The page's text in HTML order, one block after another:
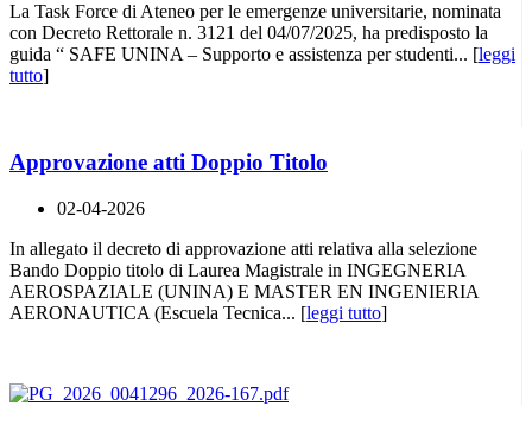
La Task Force di Ateneo per le emergenze universitarie, nominata
con Decreto Rettorale n. 3121 del 04/07/2025, ha predisposto la
guida “ SAFE UNINA – Supporto e assistenza per studenti... [leggi
tutto]
Approvazione atti Doppio Titolo
02-04-2026
In allegato il decreto di approvazione atti relativa alla selezione
Bando Doppio titolo di Laurea Magistrale in INGEGNERIA
AEROSPAZIALE (UNINA) E MASTER EN INGENIERIA
AERONAUTICA (Escuela Tecnica... [leggi tutto]